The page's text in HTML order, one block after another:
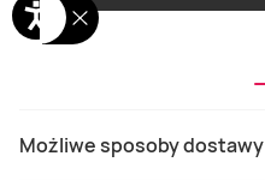
Możliwe sposoby dostawy